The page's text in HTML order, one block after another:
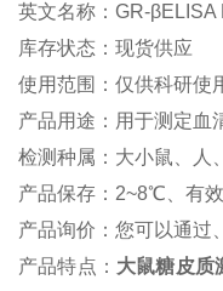
英文名称： GR-βELISA
库存状态：现货供应
使用范围：仅供科研使
产品用途：用于测定血
检测种属：大小鼠、人
产品保存：2~8℃、有
产品询价：您可以通过
产品特点： 大鼠糖皮质